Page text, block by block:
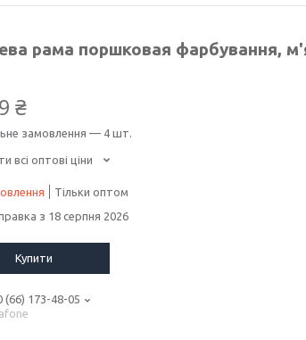
рама поршковая фарбування,
₴
замовлення — 4 шт.
всі оптові ціни
Тільки оптом
з 18 серпня 2026
Купити
(66) 173-48-05